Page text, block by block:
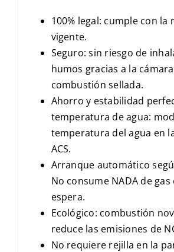
100% legal: cumple con la
vigente.
Seguro: sin riesgo de
humos gracias a la
combustión sellada.
Ahorro y estabilidad
temperatura de agua:
temperatura del agua en
ACS.
Arranque automático
No consume NADA de
espera.
Ecológico: combustión
reduce las emisiones de
No requiere rejilla en la